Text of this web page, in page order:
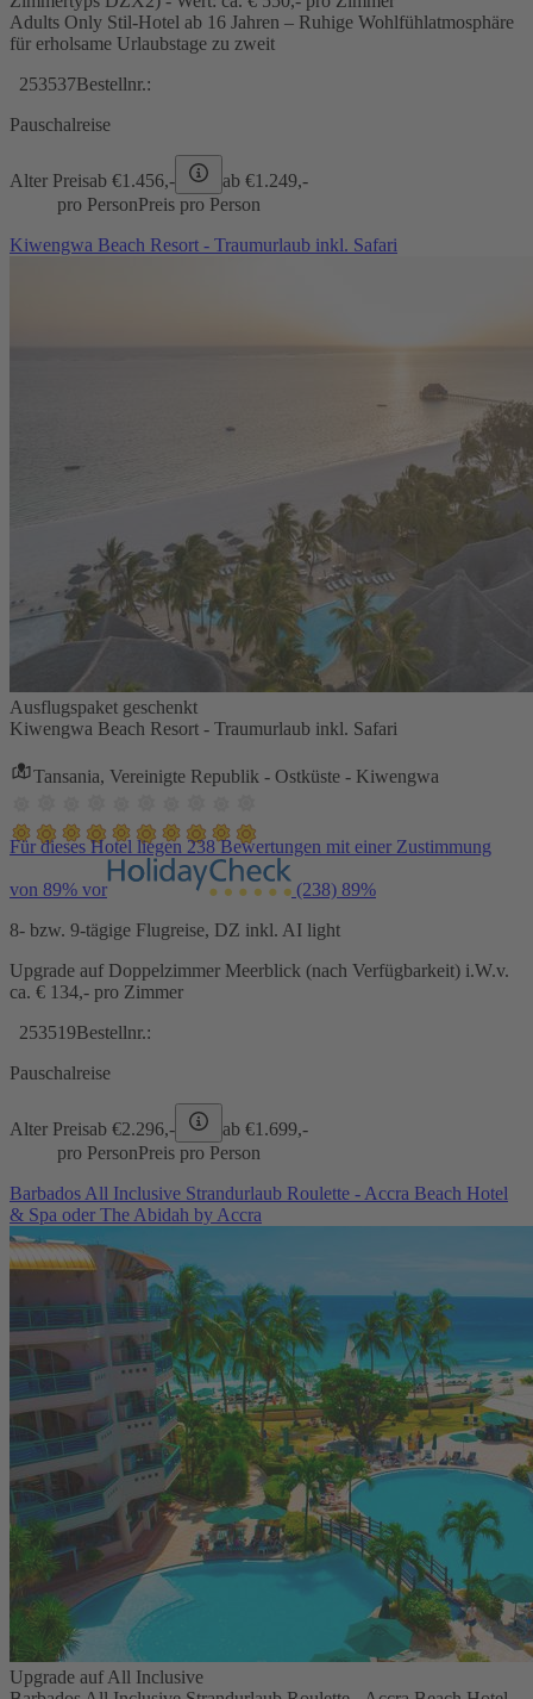
Adults Only Stil-Hotel ab 16 Jahren – Ruhige Wohlfühlatmosphäre
für erholsame Urlaubstage zu zweit
253537Bestellnr.:
Pauschalreise
Alter Preisab €1.456,- ab €1.249,-
pro PersonPreis pro Person
Kiwengwa Beach Resort - Traumurlaub inkl. Safari
Ausflugspaket geschenkt
Kiwengwa Beach Resort - Traumurlaub inkl. Safari
Tansania, Vereinigte Republik - Ostküste - Kiwengwa
Für dieses Hotel liegen 238 Bewertungen mit einer Zustimmung
von 89% vor (238) 89%
8- bzw. 9-tägige Flugreise, DZ inkl. AI light
Upgrade auf Doppelzimmer Meerblick (nach Verfügbarkeit) i.W.v.
ca. € 134,- pro Zimmer
253519Bestellnr.:
Pauschalreise
Alter Preisab €2.296,- ab €1.699,-
pro PersonPreis pro Person
Barbados All Inclusive Strandurlaub Roulette - Accra Beach Hotel
& Spa oder The Abidah by Accra
Upgrade auf All Inclusive